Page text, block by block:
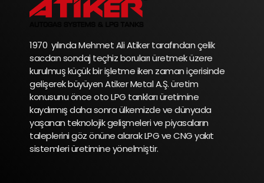
1970 yılında Mehmet Ali Atiker tarafından çelik
sacdan sondaj teçhiz boruları üretmek üzere
kurulmuş küçük bir işletme iken zaman içerisinde
gelişerek büyüyen Atiker Metal A.Ş. üretim
konusunu önce oto LPG tankları üretimine
kaydırmış daha sonra ülkemizde ve dünyada
yaşanan teknolojik gelişmeleri ve piyasaların
taleplerini göz önüne alarak LPG ve CNG yakıt
sistemleri üretimine yönelmiştir.